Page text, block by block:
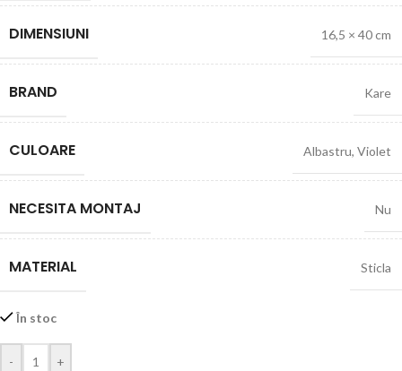
DIMENSIUNI 16,5 × 40 cm
BRAND Kare
CULOARE Albastru, Violet
NECESITA MONTAJ Nu
MATERIAL Sticla
În stoc
- +